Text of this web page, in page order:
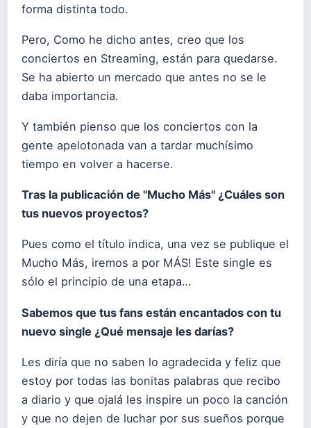
forma distinta todo.
Pero, Como he dicho antes, creo que los
conciertos en Streaming, están para quedarse.
Se ha abierto un mercado que antes no se le
daba importancia.
Y también pienso que los conciertos con la
gente apelotonada van a tardar muchísimo
tiempo en volver a hacerse.
Tras la publicación de "Mucho Más" ¿Cuáles son
tus nuevos proyectos?
Pues como el título indica, una vez se publique el
Mucho Más, iremos a por MÁS! Este single es
sólo el principio de una etapa…
Sabemos que tus fans están encantados con tu
nuevo single ¿Qué mensaje les darías?
Les diría que no saben lo agradecida y feliz que
estoy por todas las bonitas palabras que recibo
a diario y que ojalá les inspire un poco la canción
y que no dejen de luchar por sus sueños porque